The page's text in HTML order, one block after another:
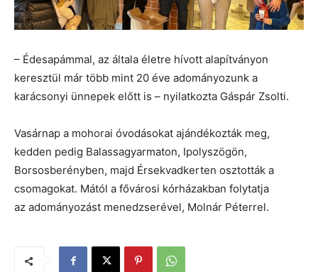
– Édesapámmal, az általa életre hívott alapítványon
keresztül már több mint 20 éve adományozunk a
karácsonyi ünnepek előtt is – nyilatkozta Gáspár Zsolti.
Vasárnap a mohorai óvodásokat ajándékozták meg,
kedden pedig Balassagyarmaton, Ipolyszögön,
Borsosberényben, majd Érsekvadkerten osztották a
csomagokat. Mától a fővárosi kórházakban folytatja
az adományozást menedzserével, Molnár Péterrel.